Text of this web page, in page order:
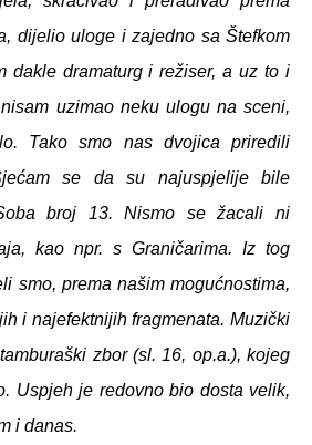
dijelio uloge i zajedno sa Štefkom
dakle dramaturg i režiser, a uz to i
uzimao neku ulogu na sceni,
Tako smo nas dvojica priredili
se da su najuspjelije bile
broj 13. Nismo se žacali ni
kao npr. s Graničarima. Iz tog
smo, prema našim mogućnostima,
i najefektnijih fragmenata. Muzički
zbor (sl. 16, op.a.), kojeg
Uspjeh je redovno bio dosta velik,
i danas.